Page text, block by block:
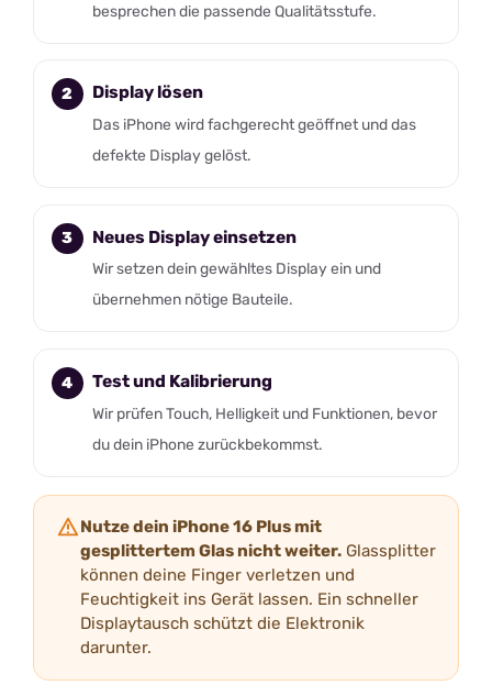
besprechen die passende Qualitätsstufe.
Display lösen
Das iPhone wird fachgerecht geöffnet und das
defekte Display gelöst.
Neues Display einsetzen
Wir setzen dein gewähltes Display ein und
übernehmen nötige Bauteile.
Test und Kalibrierung
Wir prüfen Touch, Helligkeit und Funktionen, bevor
du dein iPhone zurückbekommst.
Nutze dein iPhone 16 Plus mit
gesplittertem Glas nicht weiter. Glassplitter
können deine Finger verletzen und
Feuchtigkeit ins Gerät lassen. Ein schneller
Displaytausch schützt die Elektronik
darunter.